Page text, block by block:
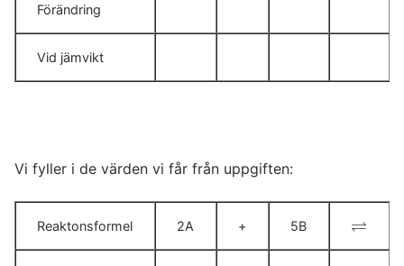
Förändring
Vid jämvikt
Vi fyller i de värden vi får från uppgiften:
Reaktonsformel 2A + 5B ⇌
⇌